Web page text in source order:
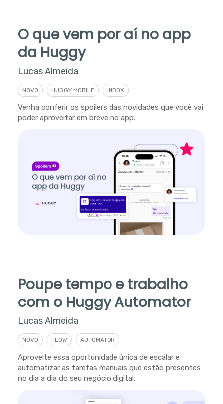
O que vem por aí no app
da Huggy
Lucas Almeida
NOVO HUGGY MOBILE INBOX
Venha conferir os spoilers das novidades que você vai
poder aproveitar em breve no app.
Poupe tempo e trabalho
com o Huggy Automator
Lucas Almeida
NOVO FLOW AUTOMATOR
Aproveite essa oportunidade única de escalar e
automatizar as tarefas manuais que estão presentes
no dia a dia do seu negócio digital.